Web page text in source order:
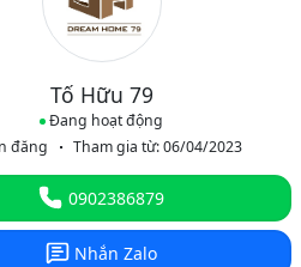
Tố Hữu 79
Đang hoạt động
đăng
Tham gia từ: 06/04/2023
0902386879
Nhắn Zalo